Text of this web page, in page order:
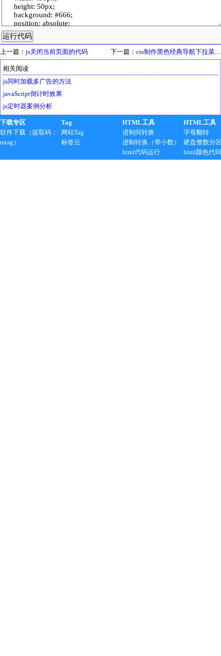
上一篇： js关闭当前页面的代码 下一篇： css制作黑色经典导航下拉菜单实例
相关阅读
js同时加载多广告的方法
javaScript倒计时效果
js定时器案例分析
下载专区
软件下载（提取码：
mtag）
Tag
网站Tag
标签云
HTML工具
进制间转换
进制转换（带小数）
html代码运行
HTML工具
字母翻转
硬盘整数分
html颜色代码